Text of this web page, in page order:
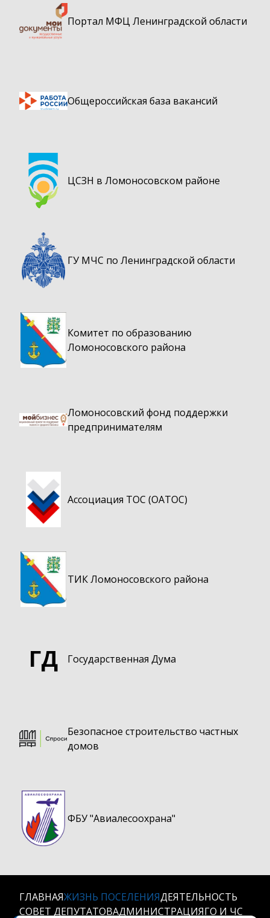
Портал МФЦ Ленинградской области
Общероссийская база вакансий
ЦСЗН в Ломоносовском районе
ГУ МЧС по Ленинградской области
Комитет по образованию
Ломоносовского района
Ломоносовский фонд поддержки
предпринимателям
Ассоциация ТОС (ОАТОС)
ТИК Ломоносовского района
ГД Государственная Дума
Безопасное строительство частных
домов
ФБУ "Авиалесоохрана"
ГЛАВНАЯЖИЗНЬ ПОСЕЛЕНИЯДЕЯТЕЛЬНОСТЬ
СОВЕТ ДЕПУТАТОВАДМИНИСТРАЦИЯГО И ЧС